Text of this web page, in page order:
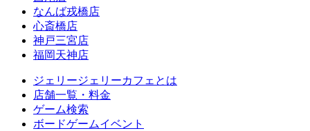
なんば戎橋店
心斎橋店
神戸三宮店
福岡天神店
ジェリージェリーカフェとは
店舗一覧・料金
ゲーム検索
ボードゲームイベント